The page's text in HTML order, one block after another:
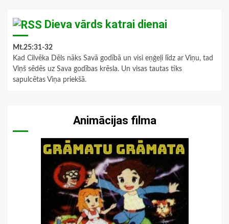
Dieva vārds katrai dienai
Mt.25:31-32
Kad Cilvēka Dēls nāks Savā godībā un visi eņģeļi līdz ar Viņu, tad
Viņš sēdēs uz Sava godības krēsla. Un visas tautas tiks
sapulcētas Viņa priekšā.
Animācijas filma